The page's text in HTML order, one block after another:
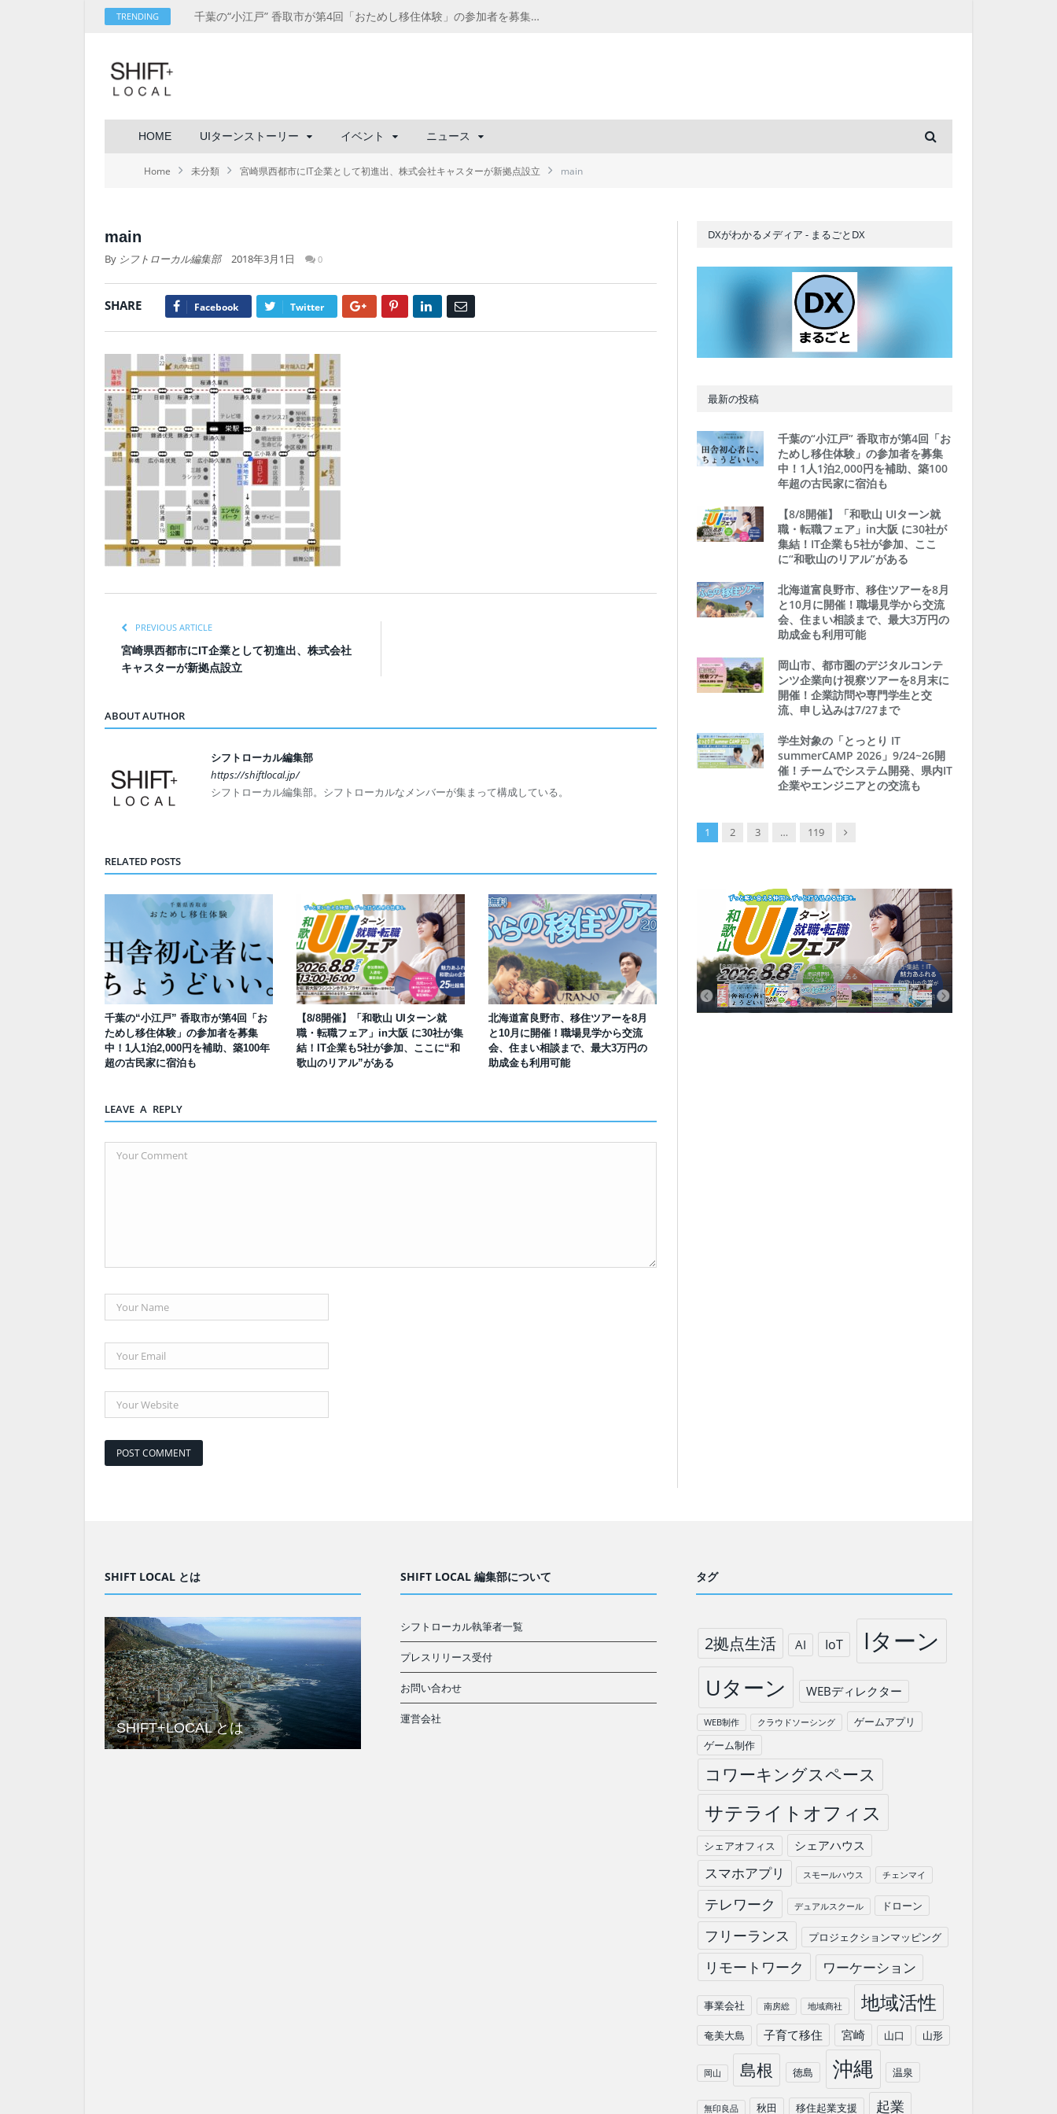
TRENDING 千葉の“小江戸” 香取市が第4回「おためし移住体験」の参加者を募集中！1人1泊2,000円を補助、築100年超の古民家に宿泊も
HOME UIターンストーリー イベント ニュース
Home 未分類 宮崎県西都市にIT企業として初進出、株式会社キャスターが新拠点設立 main
main
By シフトローカル編集部 2018年3月1日 0
SHARE Facebook Twitter Google+ Pinterest LinkedIn
PREVIOUS ARTICLE
宮崎県西都市にIT企業として初進出、株式会社
キャスターが新拠点設立
ABOUT AUTHOR
シフトローカル編集部
https://shiftlocal.jp/
シフトローカル編集部。シフトローカルなメンバーが集まって構成している。
RELATED POSTS
千葉の“小江戸” 香取市が第4回「お
ためし移住体験」の参加者を募集
中！1人1泊2,000円を補助、築100年
超の古民家に宿泊も
【8/8開催】「和歌山 UIターン就
職・転職フェア」in大阪 に30社が集
結！IT企業も5社が参加、ここに“和
歌山のリアル”がある
北海道富良野市、移住ツアーを8月
と10月に開催！職場見学から交流
会、住まい相談まで、最大3万円の
助成金も利用可能
LEAVE A REPLY
DXがわかるメディア - まるごとDX
最新の投稿
千葉の“小江戸” 香取市が第4回「お
ためし移住体験」の参加者を募集
中！1人1泊2,000円を補助、築100
年超の古民家に宿泊も
【8/8開催】「和歌山 UIターン就
職・転職フェア」in大阪 に30社が
集結！IT企業も5社が参加、ここ
に“和歌山のリアル”がある
北海道富良野市、移住ツアーを8月
と10月に開催！職場見学から交流
会、住まい相談まで、最大3万円の
助成金も利用可能
岡山市、都市圏のデジタルコンテ
ンツ企業向け視察ツアーを8月末に
開催！企業訪問や専門学生と交
流、申し込みは7/27まで
学生対象の「とっとり IT
summerCAMP 2026」9/24~26開
催！チームでシステム開発、県内IT
企業やエンジニアとの交流も
1 2 3 … 119 Next
千葉の“小江戸” 香取市が第4回「おためし移住体験」の参加者を募集中！1
人1泊2,000円を補助、築100年超の古民家に宿泊も
【8/8開催】「和歌山 UIターン就職・転職フェア」in大阪 に30社が集結！IT
企業も5社が参加、ここに“和歌山のリアル”がある
岡山市、都市圏のデジタルコンテンツ企業向け視察ツアーを8月末に開催！
企業訪問や専門学生と交流、申し込みは7/27まで
学生対象の「とっとり IT summerCAMP 2026」9/24~26開催！チームでシ
ステム開発、県内IT企業やエンジニアとの交流も
利用者の45％・100人超が移住！奈良市お試し移住制度、宿のオーナーがナ
ビゲートする新サービス「まち案内」が追加
愛知県西尾市、定住移住サイト「にし推し暮らし」を開設！転出者やファミ
リー層に魅力を発信、データや支援制度も充実
【6/27開催】参加無料！いしかわUIターン大相談会 in大阪 自治体・支援団
体に加え、能美市のソフトウェア開発会社も参戦
【6/20開催】「札幌UIターン就職フェアin東京」に優良企業28社が集結！エ
ンジニア募集のソフトウェア開発企業も複数参加
【6/13開催】島根県内18市町村、IT転職支援機関が大阪に集う移住相談会！
6/6には“人間関係”をテーマにオンラインツアー
SHIFT LOCAL とは
SHIFT+LOCAL とは
SHIFT LOCAL 編集部について
シフトローカル執筆者一覧
プレスリリース受付
お問い合わせ
運営会社
タグ
2拠点生活 AI IoT Iターン
Uターン WEBディレクター
WEB制作 クラウドソーシング
ゲームアプリ
ゲーム制作
コワーキングスペース
サテライトオフィス
シェアオフィス シェアハウス
スマホアプリ スモールハウス チェンマイ
テレワーク デュアルスクール ドローン
フリーランス プロジェクションマッピング
リモートワーク ワーケーション
事業会社 南房総 地域商社 地域活性
奄美大島 子育て移住 宮崎 山口 山形
岡山 島根 徳島 沖縄 温泉
無印良品 秋田 移住起業支援 起業